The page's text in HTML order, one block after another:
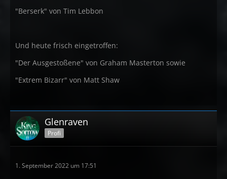
"Berserk" von Tim Lebbon
Und heute frisch eingetroffen:
"Der Ausgestoßene" von Graham Masterton sowie
"Extrem Bizarr" von Matt Shaw
Glenraven
Profi
1. September 2022 um 17:51